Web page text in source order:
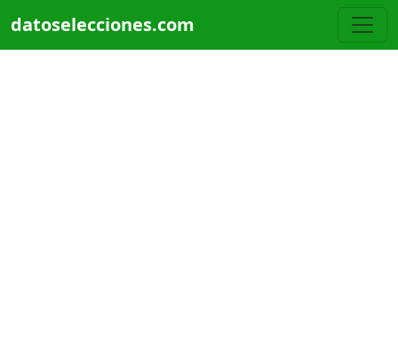
datoselecciones.com